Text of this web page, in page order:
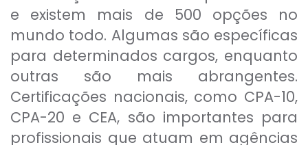
e existem mais de 500 opções no
mundo todo. Algumas são específicas
para determinados cargos, enquanto
outras são mais abrangentes.
Certificações nacionais, como CPA-10,
CPA-20 e CEA, são importantes para
profissionais que atuam em agências